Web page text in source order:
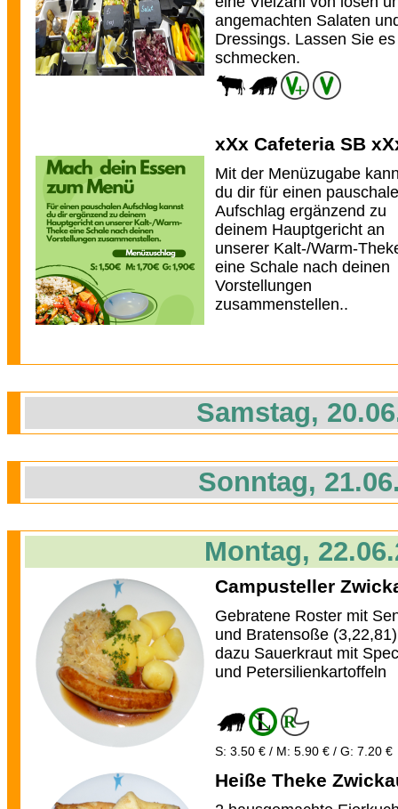
angemachten Salaten
Dressings. Lassen Sie
schmecken.
xXx Cafeteria SB
Mit der Menüzugabe
du dir für einen
Aufschlag ergänzend zu
deinem Hauptgericht an
unserer Kalt-/Warm-
eine Schale nach deinen
Vorstellungen
zusammenstellen..
Samstag,
Sonntag,
Montag,
Campusteller
Gebratene Roster mit
und Bratensoße (3,22,81)
dazu Sauerkraut mit
und Petersilienkartoffeln
S: 3.50 € / M: 5.90 € / G: 7.20 €
Heiße Theke